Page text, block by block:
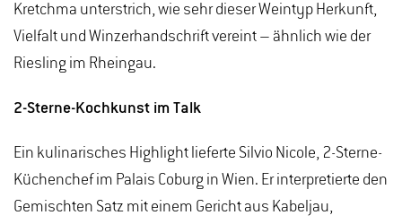
Kretchma unterstrich, wie sehr dieser Weintyp Herkunft,
Vielfalt und Winzerhandschrift vereint – ähnlich wie der
Riesling im Rheingau.
2-Sterne-Kochkunst im Talk
Ein kulinarisches Highlight lieferte Silvio Nicole, 2-Sterne-
Küchenchef im Palais Coburg in Wien. Er interpretierte den
Gemischten Satz mit einem Gericht aus Kabeljau,